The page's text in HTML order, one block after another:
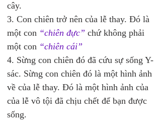
cây.
3. Con chiên trở nên của lễ thay. Đó là
một con “chiên đực” chứ không phải
một con “chiên cái”
4. Sừng con chiên đó đã cứu sự sống Y-
sác. Sừng con chiên đó là một hình ảnh
về của lễ thay. Đó là một hình ảnh của
của lễ vô tội đã chịu chết để bạn được
sống.